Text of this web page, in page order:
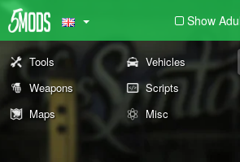
Show
Tools Vehicles
Weapons
Scripts
Maps
Misc